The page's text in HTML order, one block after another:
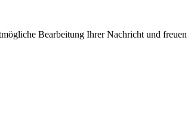
Bearbeitung Ihrer Nachricht und freuen